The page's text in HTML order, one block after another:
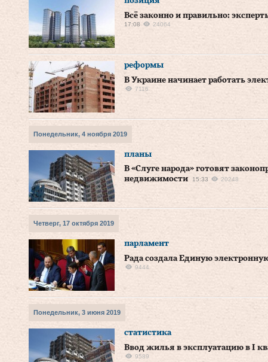
Всё законно и правильно:
17:08 24064
реформы
В Украине начинает работать
7116
Понедельник, 4 ноября 2019
планы
В «Слуге народа» готовят
недвижимости
15:33 20248
Четверг, 17 октября 2019
парламент
Рада создала Единую
9444
Понедельник, 3 июня 2019
статистика
Ввод жилья в эксплуатацию в I
9589